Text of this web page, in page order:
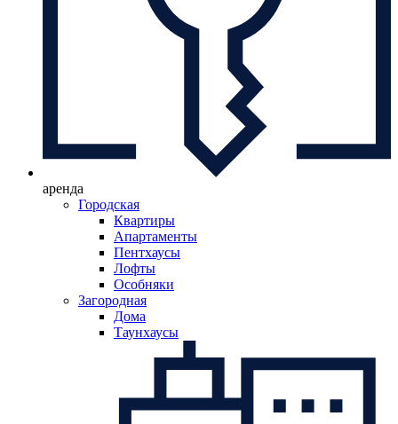
аренда
Городская
Квартиры
Апартаменты
Пентхаусы
Лофты
Особняки
Загородная
Дома
Таунхаусы